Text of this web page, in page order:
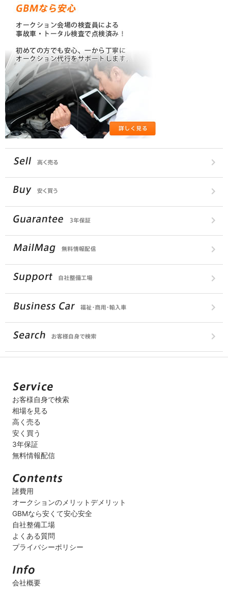
お客様自身で検索
相場を見る
高く売る
安く買う
3年保証
無料情報配信
諸費用
オークションのメリットデメリット
GBMなら安くて安心安全
自社整備工場
よくある質問
プライバシーポリシー
会社概要